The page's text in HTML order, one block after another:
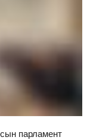
парламент